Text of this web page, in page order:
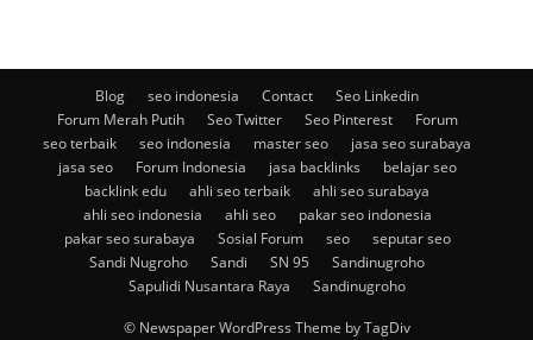
Blog seo indonesia Contact
Seo Linkedin
Forum Merah Putih
Seo Twitter Seo Pinterest
Forum
seo terbaik
seo indonesia master seo
jasa seo surabaya
jasa seo
Forum Indonesia jasa backlinks
belajar seo
backlink edu
ahli seo terbaik
ahli seo surabaya
ahli seo indonesia
ahli seo
pakar seo indonesia
pakar seo surabaya
Sosial Forum seo
seputar seo
Sandi Nugroho
Sandi SN 95
Sandinugroho
Sapulidi Nusantara Raya
Sandinugroho
© Newspaper WordPress Theme by TagDiv